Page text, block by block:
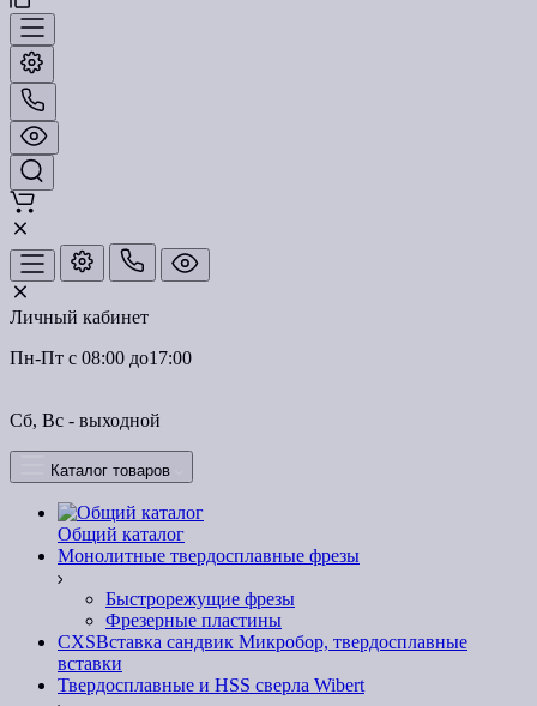
Личный кабинет
Пн-Пт с 08:00 до17:00
Сб, Вс - выходной
Каталог товаров
Общий каталог
Монолитные твердосплавные фрезы
Быстрорежущие фрезы
Фрезерные пластины
CXSВставка сандвик Микробор, твердосплавные
вставки
Твердосплавные и HSS сверла Wibert